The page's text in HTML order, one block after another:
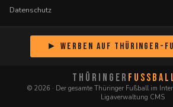
Datenschutz
► Werben auf Thüringer-
THÜRINGER
© 2026 · Der gesamte Thüringer Fußball im
Ligaverwaltung CMS